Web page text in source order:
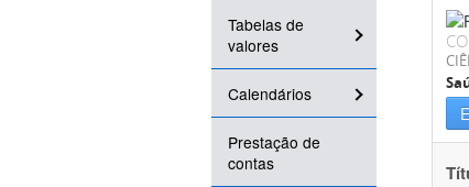
Tabelas de
valores
Calendários
Prestação de
contas